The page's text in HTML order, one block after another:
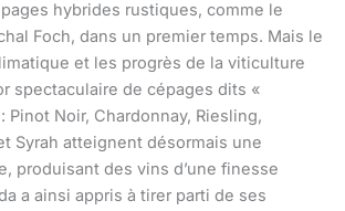
hybrides rustiques, comme le
Foch, dans un premier temps. Mais le
et les progrès de la viticulture
spectaculaire de cépages dits «
Pinot Noir, Chardonnay, Riesling,
Syrah atteignent désormais une
produisant des vins d’une finesse
a ainsi appris à tirer parti de ses